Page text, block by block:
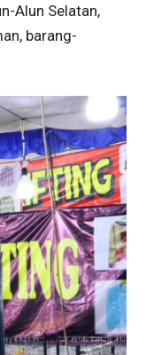
Alun Selatan,
barang-